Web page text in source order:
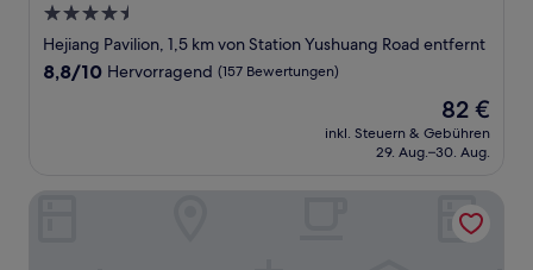
4.5-
Sterne-
Unterkunft
Hejiang Pavilion, 1,5 km von Station Yushuang Road entfernt
8.8
8,8/10 Hervorragend (157 Bewertungen)
Der
Preis
beträgt
82 €
inkl. Steuern & Gebühren
29. Aug.–30. Aug.